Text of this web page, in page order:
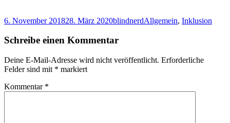
Veröffentlicht
6. November 201828. März 2020Autor
blindnerdKategorien
Allgemein, Inklusion
Schreibe einen Kommentar
Deine E-Mail-Adresse wird nicht veröffentlicht. Erforderliche
Felder sind mit * markiert
Kommentar *